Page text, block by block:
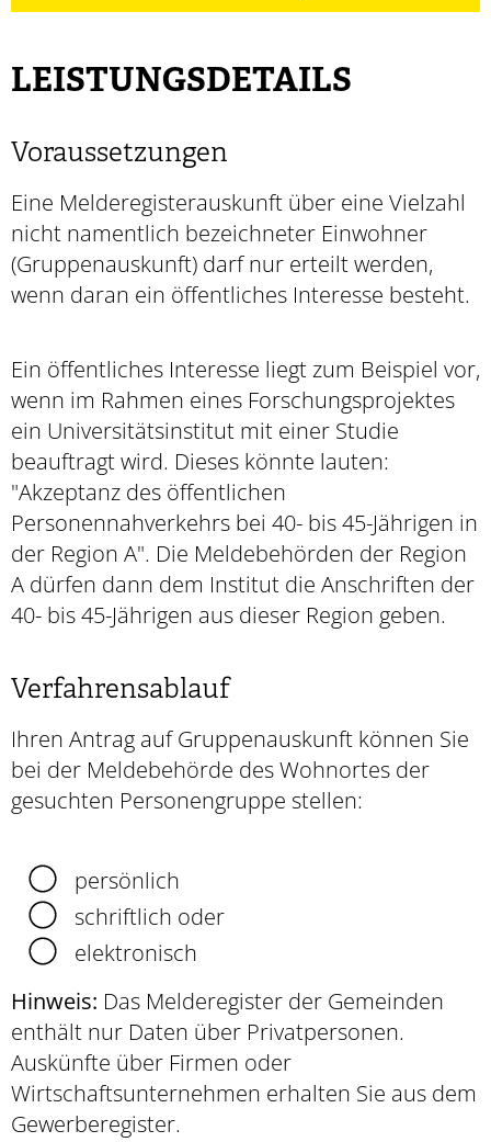
LEISTUNGSDETAILS
Voraussetzungen
Eine Melderegisterauskunft über eine Vielzahl
nicht namentlich bezeichneter Einwohner
(Gruppenauskunft) darf nur erteilt werden,
wenn daran ein öffentliches Interesse besteht.
Ein öffentliches Interesse liegt zum Beispiel vor,
wenn im Rahmen eines Forschungsprojektes
ein Universitätsinstitut mit einer Studie
beauftragt wird. Dieses könnte lauten:
"Akzeptanz des öffentlichen
Personennahverkehrs bei 40- bis 45-Jährigen in
der Region A". Die Meldebehörden der Region
A dürfen dann dem Institut die Anschriften der
40- bis 45-Jährigen aus dieser Region geben.
Verfahrensablauf
Ihren Antrag auf Gruppenauskunft können Sie
bei der Meldebehörde des Wohnortes der
gesuchten Personengruppe stellen:
persönlich
schriftlich oder
elektronisch
Hinweis: Das Melderegister der Gemeinden
enthält nur Daten über Privatpersonen.
Auskünfte über Firmen oder
Wirtschaftsunternehmen erhalten Sie aus dem
Gewerberegister.